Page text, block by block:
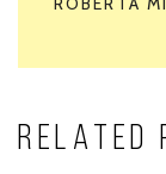
RELATED